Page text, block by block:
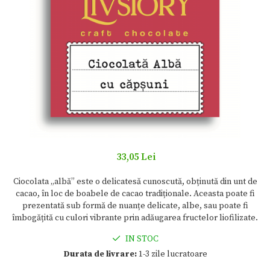
33,05 Lei
Ciocolata „albă” este o delicatesă cunoscută, obținută din unt de
cacao, în loc de boabele de cacao tradiționale. Aceasta poate fi
prezentată sub formă de nuanțe delicate, albe, sau poate fi
îmbogățită cu culori vibrante prin adăugarea fructelor liofilizate.
IN STOC
Durata de livrare:1-3 zile lucratoare